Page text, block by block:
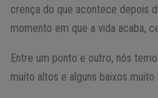
crença do que acontece depois
momento em que a vida acaba,
Entre um ponto e outro, nós
muito altos e alguns baixos muito